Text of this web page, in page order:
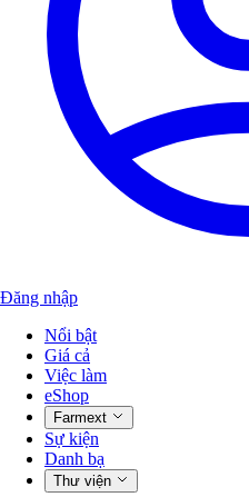
Đăng nhập
Nổi bật
Giá cả
Việc làm
eShop
Farmext
Sự kiện
Danh bạ
Thư viện